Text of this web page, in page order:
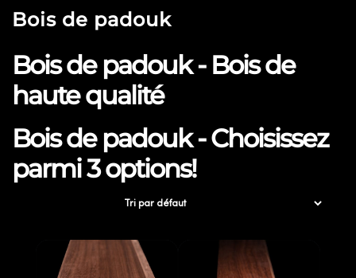
Bois de padouk
Bois de padouk - Bois de
haute qualité
Bois de padouk - Choisissez
parmi 3 options!